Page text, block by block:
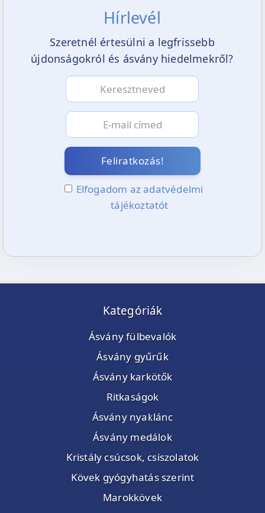
Hírlevél
Szeretnél értesülni a legfrissebb
újdonságokról és ásvány hiedelmekről?
Feliratkozás!
Elfogadom az adatvédelmi
tájékoztatót
Kategóriák
Ásvány fülbevalók
Ásvány gyűrűk
Ásvány karkötők
Ritkaságok
Ásvány nyaklánc
Ásvány medálok
Kristály csúcsok, csiszolatok
Kövek gyógyhatás szerint
Marokkövek